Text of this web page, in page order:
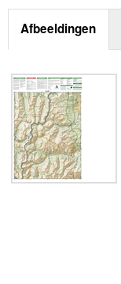
Afbeeldingen